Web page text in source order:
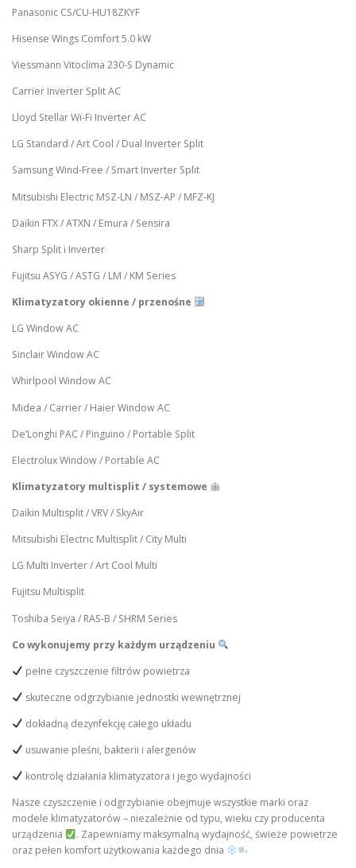
Panasonic CS/CU-HU18ZKYF
Hisense Wings Comfort 5.0 kW
Viessmann Vitoclima 230-S Dynamic
Carrier Inverter Split AC
Lloyd Stellar Wi-Fi Inverter AC
LG Standard / Art Cool / Dual Inverter Split
Samsung Wind-Free / Smart Inverter Split
Mitsubishi Electric MSZ-LN / MSZ-AP / MFZ-KJ
Daikin FTX / ATXN / Emura / Sensira
Sharp Split i Inverter
Fujitsu ASYG / ASTG / LM / KM Series
Klimatyzatory okienne / przenośne
LG Window AC
Sinclair Window AC
Whirlpool Window AC
Midea / Carrier / Haier Window AC
De’Longhi PAC / Pinguino / Portable Split
Electrolux Window / Portable AC
Klimatyzatory multisplit / systemowe
Daikin Multisplit / VRV / SkyAir
Mitsubishi Electric Multisplit / City Multi
LG Multi Inverter / Art Cool Multi
Fujitsu Multisplit
Toshiba Seiya / RAS-B / SHRM Series
Co wykonujemy przy każdym urządzeniu
pełne czyszczenie filtrów powietrza
skuteczne odgrzybianie jednostki wewnętrznej
dokładną dezynfekcję całego układu
usuwanie pleśni, bakterii i alergenów
kontrolę działania klimatyzatora i jego wydajności
Nasze czyszczenie i odgrzybianie obejmuje wszystkie marki oraz
modele klimatyzatorów – niezależnie od typu, wieku czy producenta
urządzenia
. Zapewniamy maksymalną wydajność, świeże powietrze
oraz pełen komfort użytkowania każdego dnia